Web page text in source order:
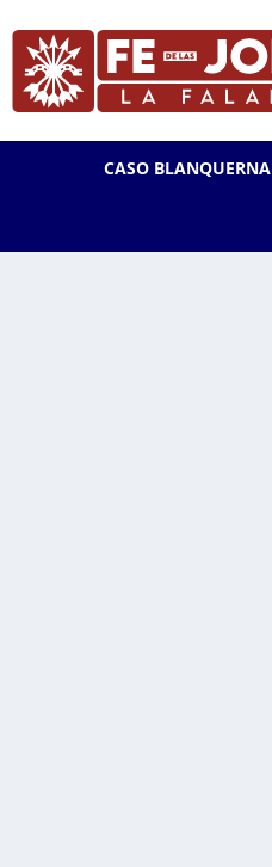
CASO BLANQUERNA